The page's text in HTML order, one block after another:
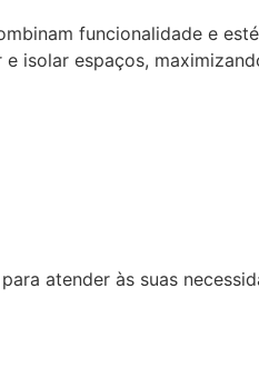
funcionalidade e
isolar espaços,
atender às suas